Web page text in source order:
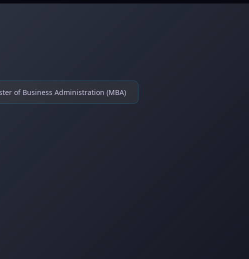
of Business Administration (MBA)